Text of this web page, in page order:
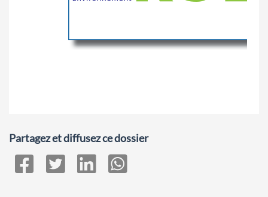
Partagez et diffusez ce dossier